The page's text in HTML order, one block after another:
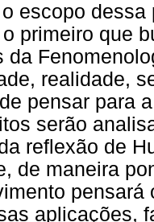
escopo
primeiro que
da
realidade,
pensar para
serão
reflexão de
de maneira
aplicações,